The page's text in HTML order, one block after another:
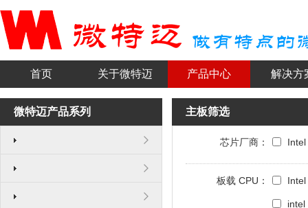
首页 关于微特迈 产品中心 解决方
微特迈产品系列 主板筛选
芯片厂商： Intel
板载 CPU：
intel